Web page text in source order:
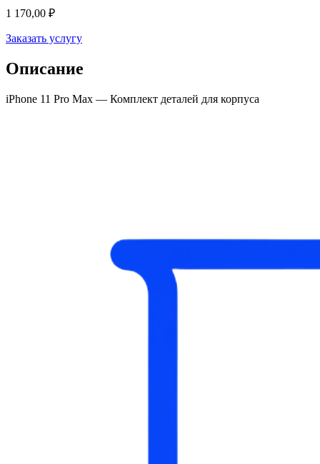
1 170,00 ₽
Заказать услугу
Описание
iPhone 11 Pro Max — Комплект деталей для корпуса